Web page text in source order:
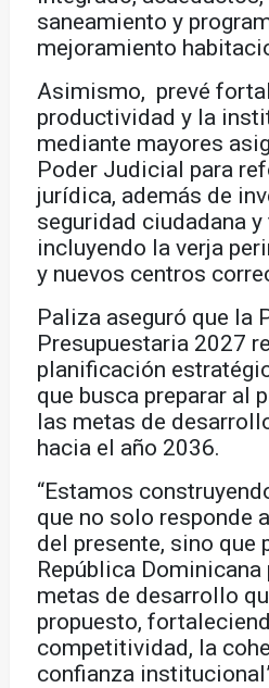
saneamiento y
mejoramiento
Asimismo, prevé
productividad y la
mediante mayores
Poder Judicial para
jurídica, además de
seguridad ciudadana
incluyendo la verja
y nuevos centros
Paliza aseguró que la
Presupuestaria 2027
planificación
que busca preparar al
las metas de
hacia el año 2036.
“Estamos
que no solo responde
del presente, sino que
República
metas de desarrollo
propuesto,
competitividad, la
confianza